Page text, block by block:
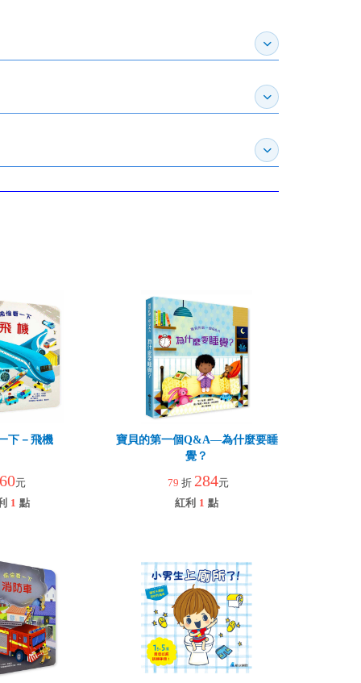
展開作家介紹
展開推薦專區
展開訂購須知
下－飛機
元
1 點
寶貝的第一個Q&A—為什麼要睡
覺？
79 折 284元
紅利 1 點